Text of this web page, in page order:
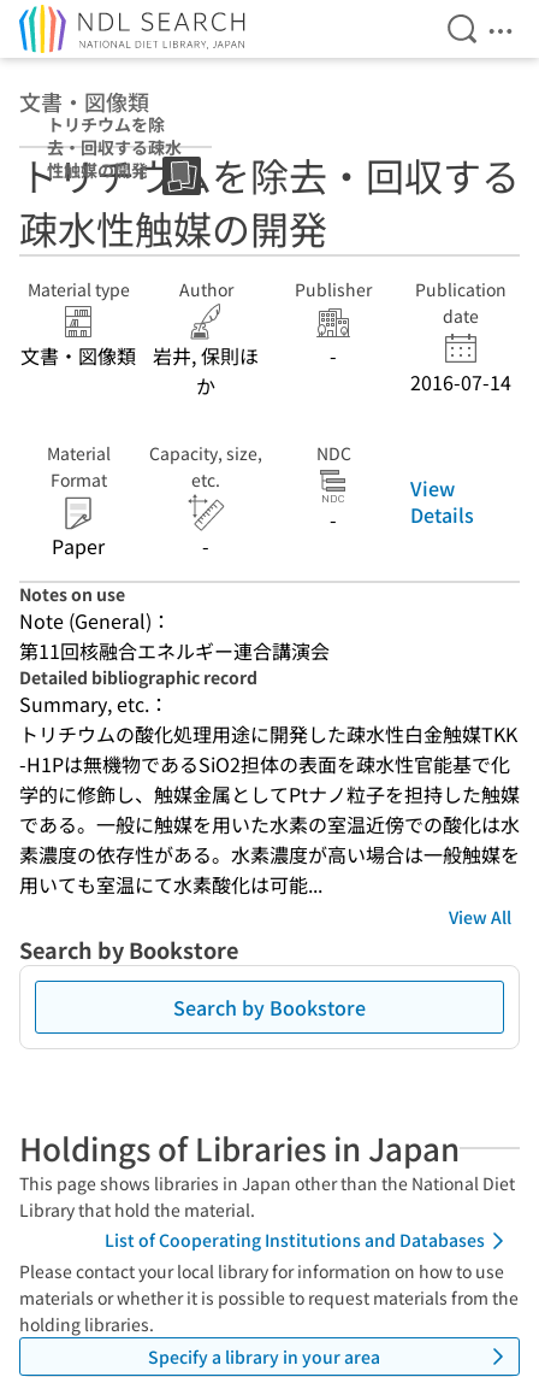
Open
文書・図像類
トリチウムを除
去・回収する疎水
性触媒の開発
トリチウムを除去・回収する
疎水性触媒の開発
Material type
文書・図像類
Author
岩井, 保則ほ
か
Publisher
-
Publication
date
2016-07-14
Material
Format
Paper
Capacity, size,
etc.
-
NDC
-
View
Details
Notes on use
Note (General)：
第11回核融合エネルギー連合講演会
Detailed bibliographic record
Summary, etc.：
トリチウムの酸化処理用途に開発した疎水性白金触媒TKK
-H1Pは無機物であるSiO2担体の表面を疎水性官能基で化
学的に修飾し、触媒金属としてPtナノ粒子を担持した触媒
である。一般に触媒を用いた水素の室温近傍での酸化は水
素濃度の依存性がある。水素濃度が高い場合は一般触媒を
用いても室温にて水素酸化は可能...
View All
Search by Bookstore
Search by Bookstore
Holdings of Libraries in Japan
This page shows libraries in Japan other than the National Diet
Library that hold the material.
List of Cooperating Institutions and Databases
Please contact your local library for information on how to use
materials or whether it is possible to request materials from the
holding libraries.
Specify a library in your area